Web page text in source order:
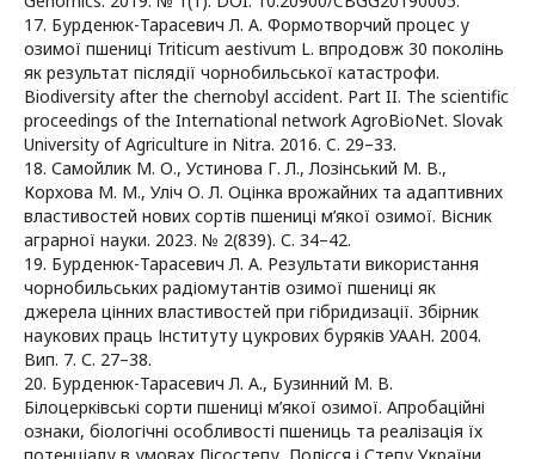
17. Бурденюк-Тарасевич Л. А. Формотворчий процес у
озимої пшениці Triticum aestivum L. впродовж 30 поколінь
як результат післядії чорнобильської катастрофи.
Biodiversity after the chernobyl accident. Part II. The scientific
proceedings of the International network AgroBioNet. Slovak
University of Agriculture in Nitra. 2016. C. 29–33.
18. Самойлик М. О., Устинова Г. Л., Лозінський М. В.,
Корхова М. М., Уліч О. Л. Оцінка врожайних та адаптивних
властивостей нових сортів пшениці м’якої озимої. Вісник
аграрної науки. 2023. № 2(839). С. 34–42.
19. Бурденюк-Тарасевич Л. А. Результати використання
чорнобильських радіомутантів озимої пшениці як
джерела цінних властивостей при гібридизації. Збірник
наукових праць Інституту цукрових буряків УААН. 2004.
Вип. 7. С. 27–38.
20. Бурденюк-Тарасевич Л. А., Бузинний М. В.
Білоцерківські сорти пшениці м’якої озимої. Апробаційні
ознаки, біологічні особливості пшениць та реалізація їх